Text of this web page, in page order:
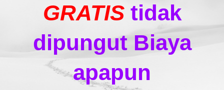
GRATIS tidak
dipungut Biaya
apapun